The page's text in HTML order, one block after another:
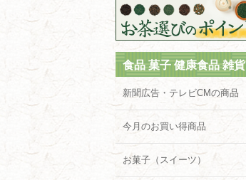
食品 菓子 健康食品 雑貨
新聞広告・テレビCMの商品
今月のお買い得商品
お菓子（スイーツ）